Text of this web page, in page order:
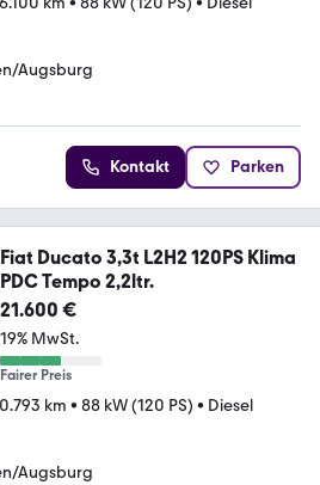
Augsburg
Kontakt Parken
Fiat Ducato 3,3t L2H2 120PS Klima
PDC Tempo 2,2ltr.
21.600 €
19% MwSt.
Fairer Preis
km • 88 kW (120 PS) • Diesel
Augsburg